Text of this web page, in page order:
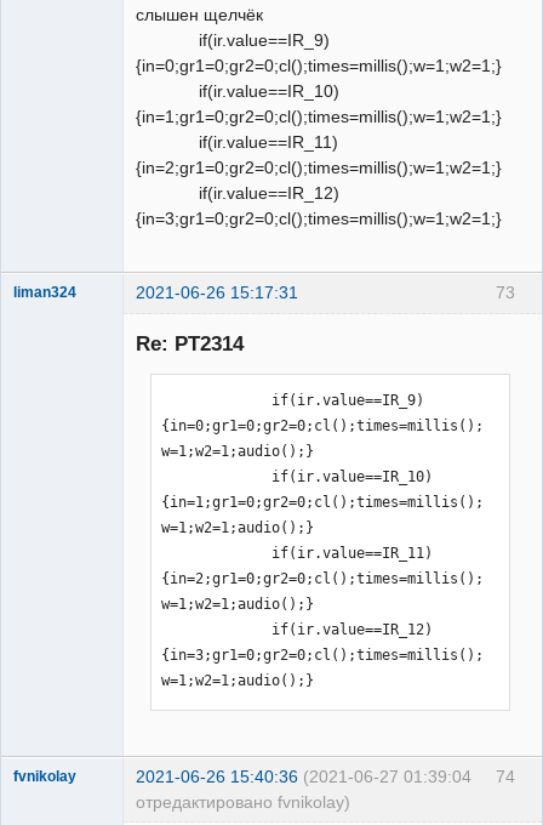
слышен щелчёк
if(ir.value==IR_9)
{in=0;gr1=0;gr2=0;cl();times=millis();w=1;w2=1;}
if(ir.value==IR_10)
{in=1;gr1=0;gr2=0;cl();times=millis();w=1;w2=1;}
if(ir.value==IR_11)
{in=2;gr1=0;gr2=0;cl();times=millis();w=1;w2=1;}
if(ir.value==IR_12)
{in=3;gr1=0;gr2=0;cl();times=millis();w=1;w2=1;}
73
liman324 2021-06-26 15:17:31
Re: PT2314
{in=0;gr1=0;gr2=0;cl();times=millis();
w=1;w2=1;audio();}
{in=1;gr1=0;gr2=0;cl();times=millis();
w=1;w2=1;audio();}
{in=2;gr1=0;gr2=0;cl();times=millis();
w=1;w2=1;audio();}
{in=3;gr1=0;gr2=0;cl();times=millis();
w=1;w2=1;audio();}
74
fvnikolay 2021-06-26 15:40:36 (2021-06-27 01:39:04
отредактировано fvnikolay)